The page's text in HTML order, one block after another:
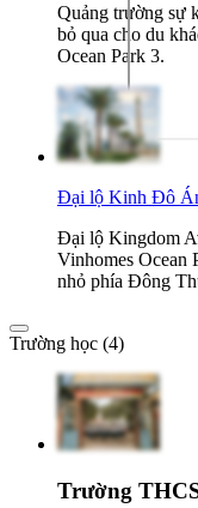
Quảng trường sự
bỏ qua cho du
Ocean Park 3.
Đại lộ Kinh Đô
Đại lộ Kingdom
Vinhomes Ocean
nhỏ phía Đông
Trường học (4)
Trường